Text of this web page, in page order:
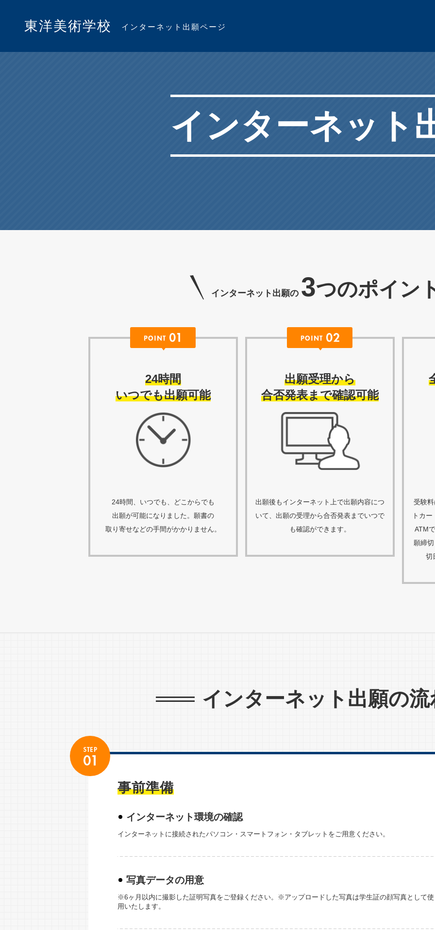
東洋美術学校 インターネット出願ページ
インターネット
インターネット出願の 3つのポイン
24時間
いつでも出願可能
24時間、いつでも、どこからでも
出願が可能になりました。願書の
取り寄せなどの手間がかかりません。
出願受理から
合否発表まで確認可能
出願後もインターネット上で出願内容につ
いて、出願の受理から合否発表までいつで
も確認ができます。
受験
トカ
ATM
願締
切
インターネット出願の流
事前準備
インターネット環境の確認
インターネットに接続されたパソコン・スマートフォン・タブレットをご用意ください。
写真データの用意
※6ヶ月以内に撮影した証明写真をご登録ください。※アップロードした写真は学生証の顔写真として使
用いたします。